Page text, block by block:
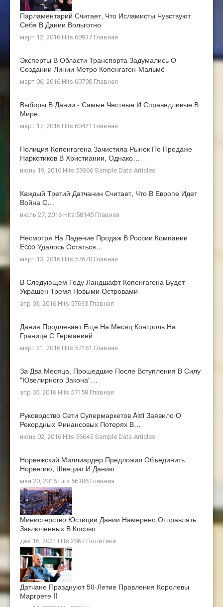
Парламентарий Считает, Что Исламисты Чувствуют
Себя В Дании Вольготно
март 12, 2016 Hits:60937 Главная
Эксперты В Области Транспорта Задумались О
Создании Линии Метро Копенгаген-Мальмё
март 06, 2016 Hits:60790 Главная
Выборы В Дании - Самые Честные И Справедливые В
Мире
март 17, 2016 Hits:60421 Главная
Полиция Копенгагена Зачистила Рынок По Продаже
Наркотиков В Христиании, Однако…
июнь 19, 2016 Hits:59366 Sample Data-Articles
Каждый Третий Датчанин Считает, Что В Европе Идет
Война С…
июль 27, 2016 Hits:58145 Главная
Несмотря На Падение Продаж В России Компании
Ecco Удалось Остаться…
март 13, 2016 Hits:57670 Главная
В Следующем Году Ландшафт Копенгагена Будет
Украшен Тремя Новыми Островами
апр 03, 2016 Hits:57633 Главная
Дания Продлевает Еще На Месяц Контроль На
Границе С Германией
март 21, 2016 Hits:57161 Главная
За Два Месяца, Прошедшие После Вступления В Силу
"ювелирного Закона"…
апр 05, 2016 Hits:57158 Главная
Руководство Сети Супермаркетов Aldi Заявило О
Рекордных Финансовых Потерях В…
июнь 02, 2016 Hits:56645 Sample Data-Articles
Норвежский Миллиардер Предложил Объединить
Норвегию, Швецию И Данию
мая 20, 2016 Hits:56386 Главная
Министерство Юстиции Дании Намерено Отправлять
Заключенных В Косово
дек 16, 2021 Hits:2867 Политика
Датчане Празднуют 50-Летие Правления Королевы
Маргрете II